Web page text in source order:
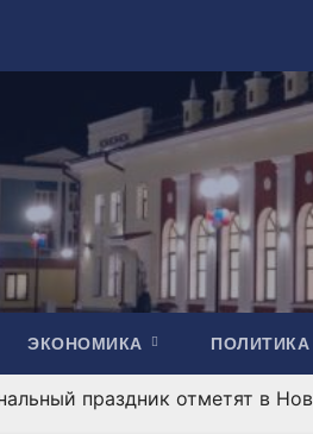
ЭКОНОМИКА ПОЛИТИКА
праздник отметят в